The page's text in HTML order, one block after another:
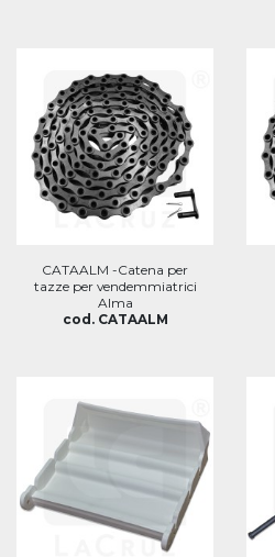
CATAALM -Catena per
tazze per vendemmiatrici
Alma
cod. CATAALM